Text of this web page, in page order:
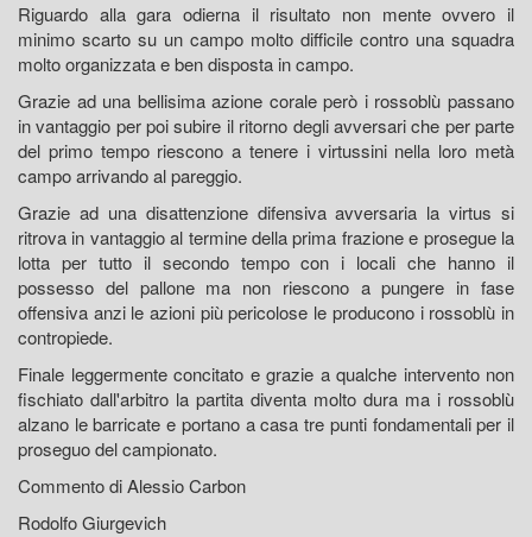
Riguardo alla gara odierna il risultato non mente ovvero il
minimo scarto su un campo molto difficile contro una squadra
molto organizzata e ben disposta in campo.
Grazie ad una bellisima azione corale però i rossoblù passano
in vantaggio per poi subire il ritorno degli avversari che per parte
del primo tempo riescono a tenere i virtussini nella loro metà
campo arrivando al pareggio.
Grazie ad una disattenzione difensiva avversaria la virtus si
ritrova in vantaggio al termine della prima frazione e prosegue la
lotta per tutto il secondo tempo con i locali che hanno il
possesso del pallone ma non riescono a pungere in fase
offensiva anzi le azioni più pericolose le producono i rossoblù in
contropiede.
Finale leggermente concitato e grazie a qualche intervento non
fischiato dall'arbitro la partita diventa molto dura ma i rossoblù
alzano le barricate e portano a casa tre punti fondamentali per il
proseguo del campionato.
Commento di Alessio Carbon
Rodolfo Giurgevich